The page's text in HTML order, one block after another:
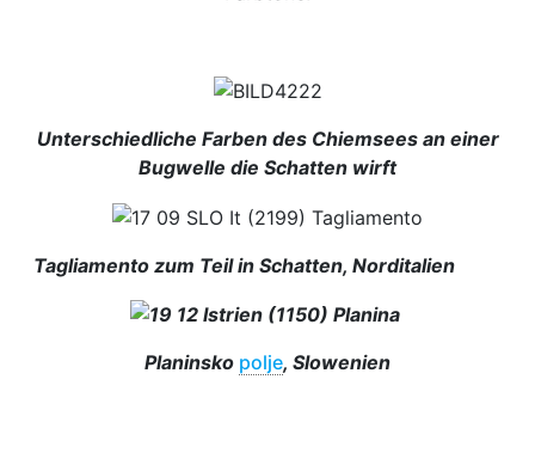
Unterschiedliche Farben des Chiemsees an einer
Bugwelle die Schatten wirft
Tagliamento zum Teil in Schatten, Norditalien
Planinsko polje, Slowenien